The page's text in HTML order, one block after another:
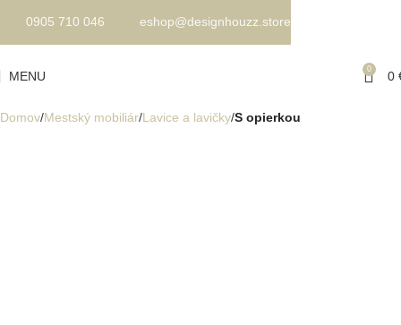
MENU 0 0
Domov Mestský mobiliár Lavice a lavičky S opierkou
0905 710 046 eshop@designhouzz.store